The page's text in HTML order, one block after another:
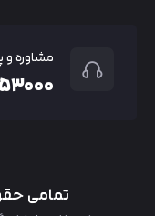
مشاوره و
تمامی